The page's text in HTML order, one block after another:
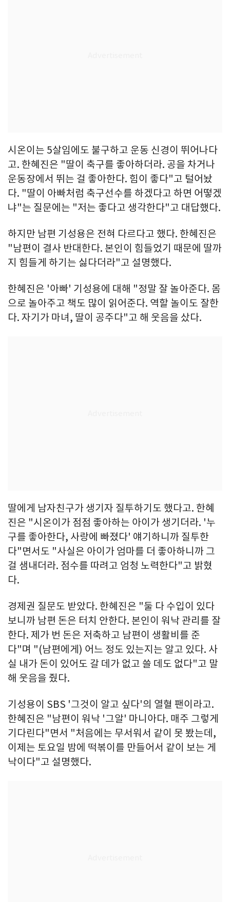
시온이는 5살임에도 불구하고 운동 신경이 뛰어나다
고. 한혜진은 "딸이 축구를 좋아하더라. 공을 차거나
운동장에서 뛰는 걸 좋아한다. 힘이 좋다"고 털어놨
다. "딸이 아빠처럼 축구선수를 하겠다고 하면 어떻겠
냐"는 질문에는 "저는 좋다고 생각한다"고 대답했다.
하지만 남편 기성용은 전혀 다르다고 했다. 한혜진은
"남편이 결사 반대한다. 본인이 힘들었기 때문에 딸까
지 힘들게 하기는 싫다더라"고 설명했다.
한혜진은 '아빠' 기성용에 대해 "정말 잘 놀아준다. 몸
으로 놀아주고 책도 많이 읽어준다. 역할 놀이도 잘한
다. 자기가 마녀, 딸이 공주다"고 해 웃음을 샀다.
딸에게 남자친구가 생기자 질투하기도 했다고. 한혜
진은 "시온이가 점점 좋아하는 아이가 생기더라. '누
구를 좋아한다, 사랑에 빠졌다' 얘기하니까 질투한
다"면서도 "사실은 아이가 엄마를 더 좋아하니까 그
걸 샘내더라. 점수를 따려고 엄청 노력한다"고 밝혔
다.
경제권 질문도 받았다. 한혜진은 "둘 다 수입이 있다
보니까 남편 돈은 터치 안한다. 본인이 워낙 관리를 잘
한다. 제가 번 돈은 저축하고 남편이 생활비를 준
다"며 "(남편에게) 어느 정도 있는지는 알고 있다. 사
실 내가 돈이 있어도 갈 데가 없고 쓸 데도 없다"고 말
해 웃음을 줬다.
기성용이 SBS '그것이 알고 싶다'의 열혈 팬이라고.
한혜진은 "남편이 워낙 '그알' 마니아다. 매주 그렇게
기다린다"면서 "처음에는 무서워서 같이 못 봤는데,
이제는 토요일 밤에 떡볶이를 만들어서 같이 보는 게
낙이다"고 설명했다.